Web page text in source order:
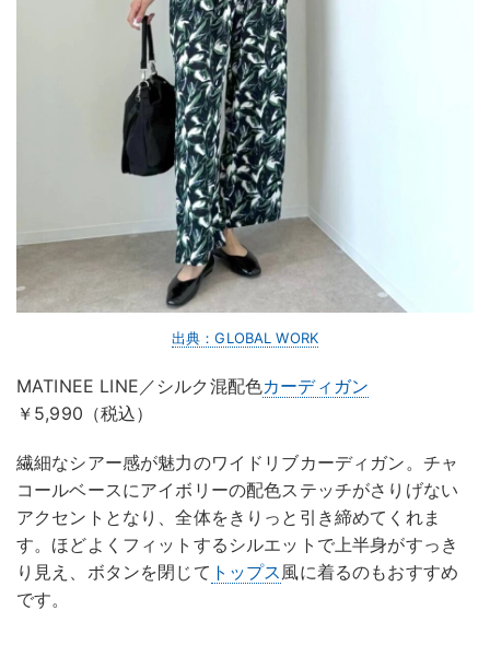
出典：GLOBAL WORK
MATINEE LINE／シルク混配色カーディガン
￥5,990（税込）
繊細なシアー感が魅力のワイドリブカーディガン。チャ
コールベースにアイボリーの配色ステッチがさりげない
アクセントとなり、全体をきりっと引き締めてくれま
す。ほどよくフィットするシルエットで上半身がすっき
り見え、ボタンを閉じて トップス 風に着るのもおすすめ
です。